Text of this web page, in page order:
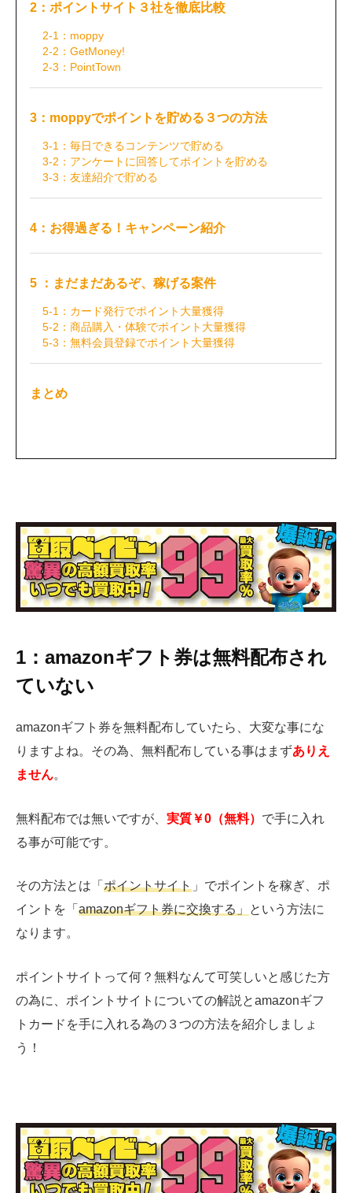
2：ポイントサイト３社を徹底比較
2-1：moppy
2-2：GetMoney!
2-3：PointTown
3：moppyでポイントを貯める３つの方法
3-1：毎日できるコンテンツで貯める
3-2：アンケートに回答してポイントを貯める
3-3：友達紹介で貯める
4：お得過ぎる！キャンペーン紹介
5 ：まだまだあるぞ、稼げる案件
5-1：カード発行でポイント大量獲得
5-2：商品購入・体験でポイント大量獲得
5-3：無料会員登録でポイント大量獲得
まとめ
1：amazonギフト券は無料配布され
ていない
amazonギフト券を無料配布していたら、大変な事にな
りますよね。その為、無料配布している事はまずありえ
ません。
無料配布では無いですが、 実質￥0（無料） で手に入れ
る事が可能です。
その方法とは「 ポイントサイト 」でポイントを稼ぎ、ポ
イントを「 amazonギフト券に交換する」
という方法に
なります。
ポイントサイトって何？無料なんて可笑しいと感じた方
の為に、ポイントサイトについての解説とamazonギフ
トカードを手に入れる為の３つの方法を紹介しましょ
う！